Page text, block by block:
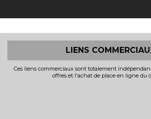
LIENS
Ces liens commerciaux sont totalement
offres et l'achat de place en ligne du